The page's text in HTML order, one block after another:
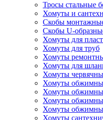
Тросы стальные
Хомуты и
Скобы
Скобы U-
Хомуты для
Хомуты для труб
Хомуты
Хомуты для
Хомуты
Хомуты
Хомуты
Хомуты
Хомуты
Хомуты